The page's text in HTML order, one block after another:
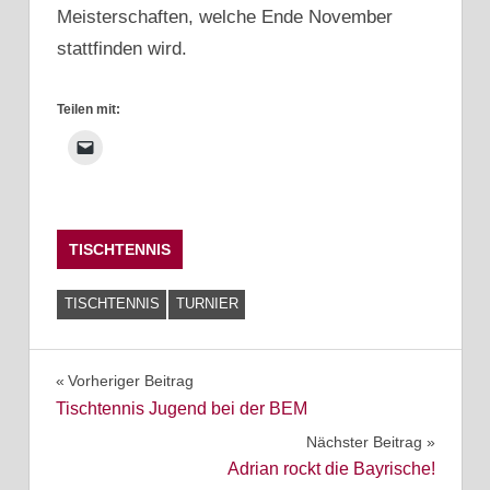
Meisterschaften, welche Ende November
stattfinden wird.
Teilen mit:
TISCHTENNIS
TISCHTENNIS TURNIER
Beitragsnavigation
Vorheriger Beitrag
Tischtennis Jugend bei der BEM
Nächster Beitrag
Adrian rockt die Bayrische!